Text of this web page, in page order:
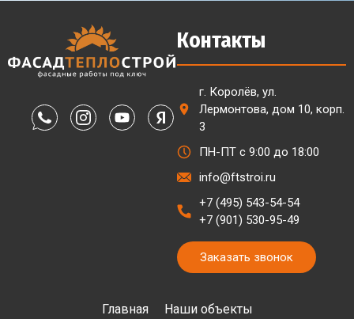
Главная Наши объекты
Контакты
г. Королёв, ул.
Лермонтова, дом 10, корп.
3
ПН-ПТ с 9:00 до 18:00
info@ftstroi.ru
+7 (495) 543-54-54
+7 (901) 530-95-49
Заказать звонок